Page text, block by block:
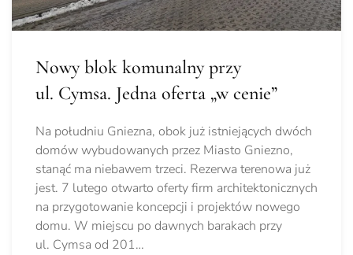
Nowy blok komunalny przy
ul. Cymsa. Jedna oferta „w cenie”
Na południu Gniezna, obok już istniejących dwóch
domów wybudowanych przez Miasto Gniezno,
stanąć ma niebawem trzeci. Rezerwa terenowa już
jest. 7 lutego otwarto oferty firm architektonicznych
na przygotowanie koncepcji i projektów nowego
domu. W miejscu po dawnych barakach przy
ul. Cymsa od 201…